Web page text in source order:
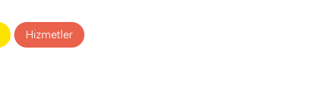
Hizmetler